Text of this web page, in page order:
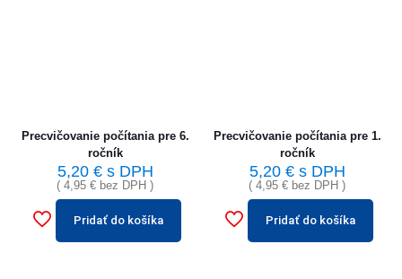
Precvičovanie počítania pre 6.
ročník
5,20 €s DPH
( 4,95 € bez DPH )
Pridať do košíka
Precvičovanie počítania pre 1.
ročník
5,20 €s DPH
( 4,95 € bez DPH )
Pridať do košíka